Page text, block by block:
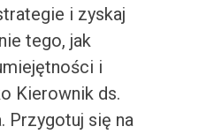
i zyskaj
tego, jak
i
Kierownik ds.
Przygotuj się na